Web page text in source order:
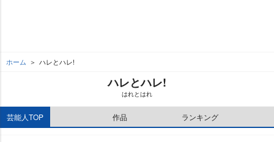
ホーム ハレとハレ!
ハレとハレ!
はれとはれ
芸能人TOP 作品 ランキング